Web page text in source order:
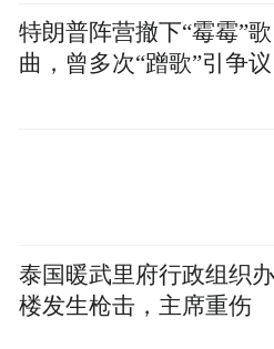
物”奖项聚焦在全球语
与价值传播的杰出代
动、可感的中国，正在
特朗普阵营撤下“霉霉”歌
曲，曾多次“蹭歌”引争议
泰国暖武里府行政组织
楼发生枪击，主席重伤